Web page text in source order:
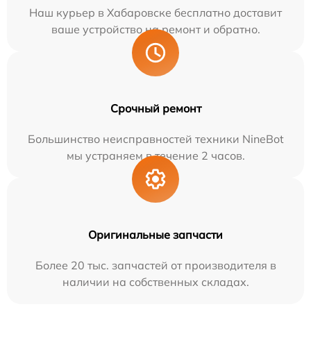
Наш курьер в Хабаровске бесплатно доставит
ваше устройство на ремонт и обратно.
Срочный ремонт
Большинство неисправностей техники NineBot
мы устраняем в течение 2 часов.
Оригинальные запчасти
Более 20 тыс. запчастей от производителя в
наличии на собственных складах.